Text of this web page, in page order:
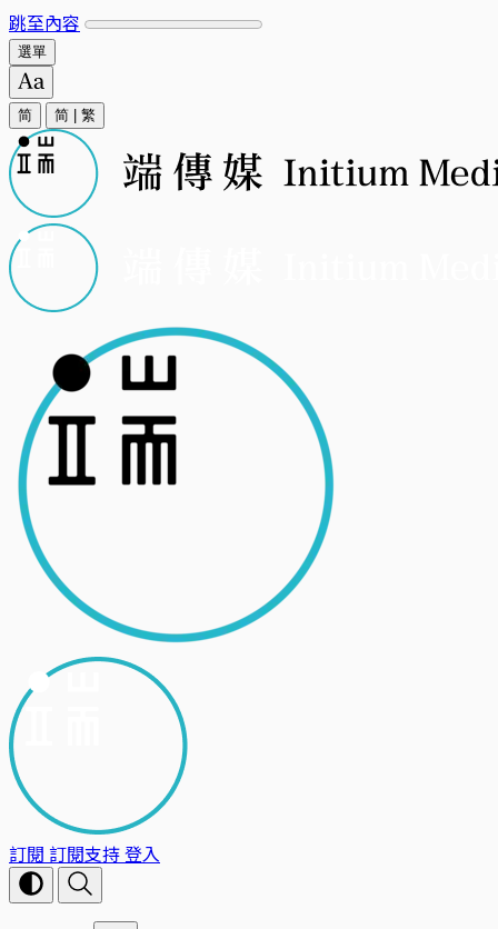
跳至內容
選單
简 简 繁
訂閱 訂閱支持登入